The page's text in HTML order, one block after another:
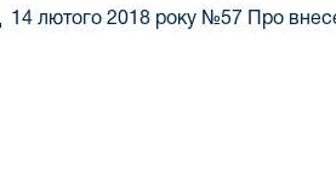
14 лютого 2018 року №57 Про